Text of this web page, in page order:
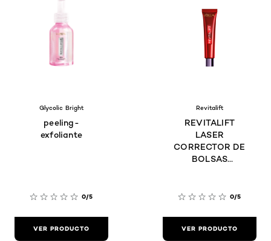
Glycolic Bright
peeling-
exfoliante
0/5
VER PRODUCTO
Revitalift
REVITALIFT
LASER
CORRECTOR DE
BOLSAS
0/5
VER PRODUCTO